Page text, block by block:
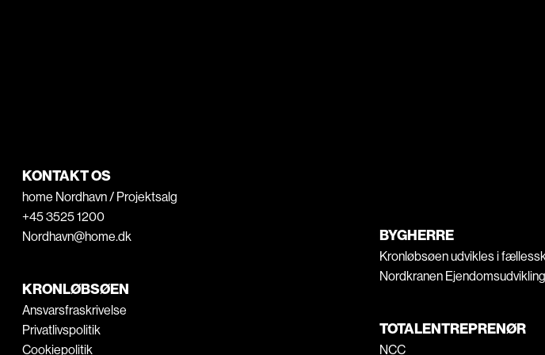
KONTAKT OS
home Nordhavn / Projektsalg
+45 3525 1200
Nordhavn@home.dk
KRONLØBSØEN
Ansvarsfraskrivelse
Privatlivspolitik
Cookiepolitik
BYGHERRE
Kronløbsøen udvikles i
Nordkranen
TOTALENTREPRENØR
NCC